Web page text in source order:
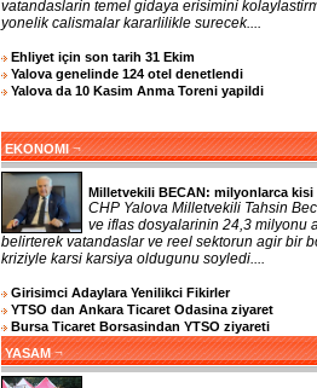
vatandaslarin temel gidaya erisimini
yonelik calismalar kararlilikle surecek....
Ehliyet için son tarih 31 Ekim
Yalova genelinde 124 otel denetlendi
Yalova da 10 Kasim Anma Toreni yapildi
EKONOMI ¬
Milletvekili BECAN: milyonlarca kisi
CHP Yalova Milletvekili Tahsin
ve iflas dosyalarinin 24,3 milyonu
belirterek vatandaslar ve reel sektorun agir bir
kriziyle karsi karsiya oldugunu soyledi....
Girisimci Adaylara Yenilikci Fikirler
YTSO dan Ankara Ticaret Odasina ziyaret
Bursa Ticaret Borsasindan YTSO ziyareti
YASAM ¬